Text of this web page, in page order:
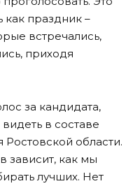
праздник –
встречались,
приходя
за кандидата,
в составе
области.
зависит, как мы
лучших. Нет